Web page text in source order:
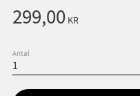
299,00KR
Antal